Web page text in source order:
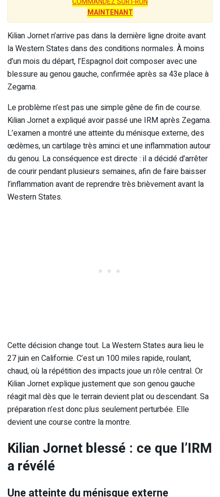
MAINTENANT
Kilian Jornet n’arrive pas dans la dernière ligne droite avant
la Western States dans des conditions normales. À moins
d’un mois du départ, l’Espagnol doit composer avec une
blessure au genou gauche, confirmée après sa 43e place à
Zegama.
Le problème n’est pas une simple gêne de fin de course.
Kilian Jornet a expliqué avoir passé une IRM après Zegama.
L’examen a montré une atteinte du ménisque externe, des
œdèmes, un cartilage très aminci et une inflammation autour
du genou. La conséquence est directe : il a décidé d’arrêter
de courir pendant plusieurs semaines, afin de faire baisser
l’inflammation avant de reprendre très brièvement avant la
Western States.
Cette décision change tout. La Western States aura lieu le
27 juin en Californie. C’est un 100 miles rapide, roulant,
chaud, où la répétition des impacts joue un rôle central. Or
Kilian Jornet explique justement que son genou gauche
réagit mal dès que le terrain devient plat ou descendant. Sa
préparation n’est donc plus seulement perturbée. Elle
devient une course contre la montre.
Kilian Jornet blessé : ce que l’IRM
a révélé
Une atteinte du ménisque externe